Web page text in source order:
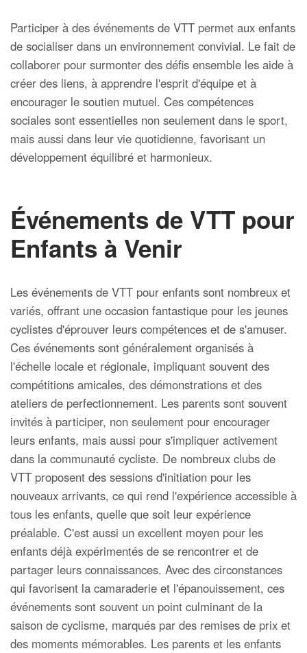
Participer à des événements de VTT permet aux enfants
de socialiser dans un environnement convivial. Le fait de
collaborer pour surmonter des défis ensemble les aide à
créer des liens, à apprendre l'esprit d'équipe et à
encourager le soutien mutuel. Ces compétences
sociales sont essentielles non seulement dans le sport,
mais aussi dans leur vie quotidienne, favorisant un
développement équilibré et harmonieux.
Événements de VTT pour
Enfants à Venir
Les événements de VTT pour enfants sont nombreux et
variés, offrant une occasion fantastique pour les jeunes
cyclistes d'éprouver leurs compétences et de s'amuser.
Ces événements sont généralement organisés à
l'échelle locale et régionale, impliquant souvent des
compétitions amicales, des démonstrations et des
ateliers de perfectionnement. Les parents sont souvent
invités à participer, non seulement pour encourager
leurs enfants, mais aussi pour s'impliquer activement
dans la communauté cycliste. De nombreux clubs de
VTT proposent des sessions d'initiation pour les
nouveaux arrivants, ce qui rend l'expérience accessible à
tous les enfants, quelle que soit leur expérience
préalable. C'est aussi un excellent moyen pour les
enfants déjà expérimentés de se rencontrer et de
partager leurs connaissances. Avec des circonstances
qui favorisent la camaraderie et l'épanouissement, ces
événements sont souvent un point culminant de la
saison de cyclisme, marqués par des remises de prix et
des moments mémorables. Les parents et les enfants